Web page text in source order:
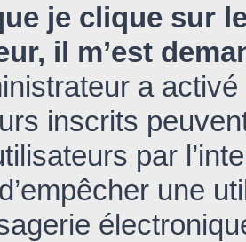
je clique sur
il m’est
a
inscrits
par
une